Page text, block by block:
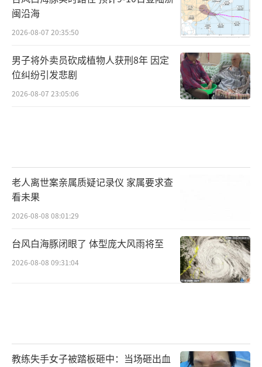
闽沿海
2026-08-07 20:35:50
男子将外卖员砍成植物人获刑8年 因定
位纠纷引发悲剧
2026-08-07 23:05:06
老人离世案亲属质疑记录仪 家属要求查
看未果
2026-08-08 08:01:29
台风白海豚闭眼了 体型庞大风雨将至
2026-08-08 09:31:04
教练失手女子被踏板砸中：当场砸出血